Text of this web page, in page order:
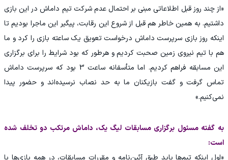
«از چند روز قبل اطلاعاتی مبنی بر احتمال عدم شرکت تیم داماش در این بازی
داشتیم. به همین خاطر هم قبل از شروع این رقابت، پیگیر این ماجرا بودیم تا
اینکه روز بازی سرپرست داماش درخواست تعویق یک ‌ساعته بازی را کرد و ما
هم با تیم نیروی زمین صحبت کردیم و هرطور که بود شرایط را برای برگزاری
این مسابقه فراهم کردیم. اما متأسفانه ساعت 3 بود که سرپرست داماش
تماس گرفت و گفت بازیکنان ما به حد نصاب نرسیده‌اند و حضور پیدا
نمی‌کنیم.»
به گفته مسئول برگزاری مسابقات لیگ یک، داماش مرتکب دو تخلف شده
است:
«اول اینکه تیم‌ها باید طبق آئین‌نامه و مقررات مسابقات، در همه بازی‌ها با